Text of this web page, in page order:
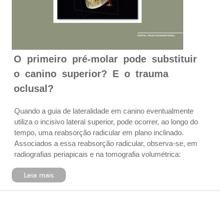
O primeiro pré-molar pode substituir
o canino superior? E o trauma
oclusal?
Quando a guia de lateralidade em canino eventualmente
utiliza o incisivo lateral superior, pode ocorrer, ao longo do
tempo, uma reabsorção radicular em plano inclinado.
Associados a essa reabsorção radicular, observa-se, em
radiografias periapicais e na tomografia volumétrica:
Leia mais